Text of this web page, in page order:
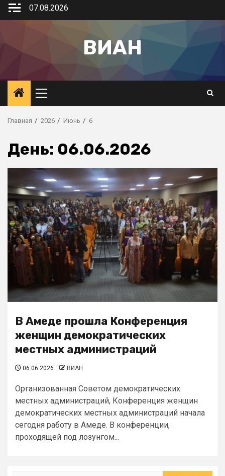
07.08.2026
ВИАН
Главная 2026 Июнь 6
День: 06.06.2026
В Амеде прошла Конференция
женщин демократических
местных администраций
06.06.2026 ВИАН
Организованная Советом демократических
местных администраций, Конференция женщин
демократических местных администраций начала
сегодня работу в Амеде. В конференции,
проходящей под лозунгом...